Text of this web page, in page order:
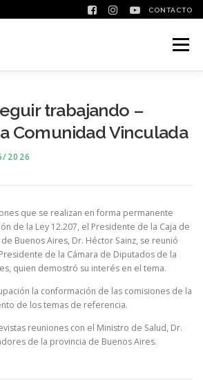
CONTACTO
Menú
trabajando –
Comunidad Vinculada
2026
que se realizan en forma permanente
de la Ley 12.207, el Presidente de la Caja de
Buenos Aires, Dr. Héctor Sainz, se reunió
de la Cámara de Diputados de la
quien demostró su interés en el tema.
la conformación de las comisiones de la
de los temas de referencia.
reuniones con el Ministro de Salud, Dr.
de la provincia de Buenos Aires.